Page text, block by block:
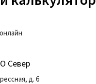
Север
д. 6